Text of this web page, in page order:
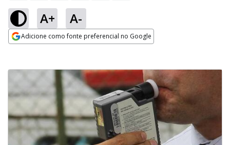
A+ A-
Adicione como fonte preferencial no Google